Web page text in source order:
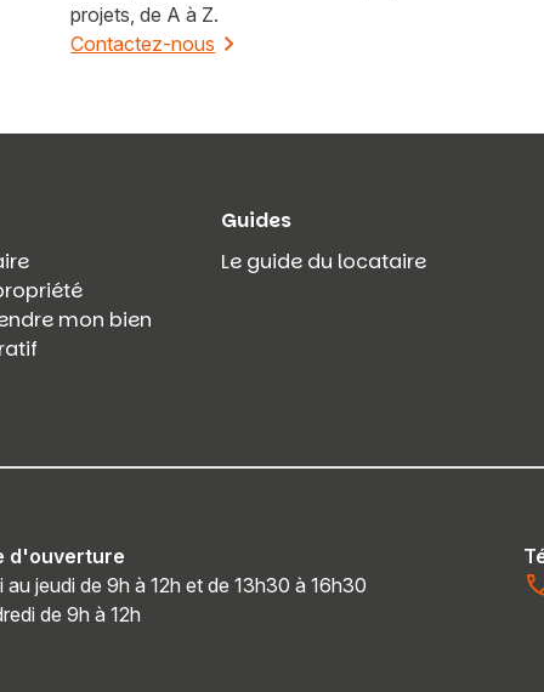
projets, de A à Z.
Contactez-nous
mon bien
Guides
Le guide du locataire
d'ouverture
au jeudi de 9h à 12h et de 13h30 à 16h30
de 9h à 12h